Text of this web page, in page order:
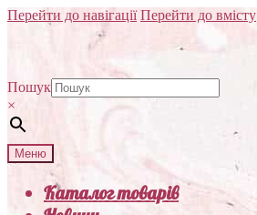
Перейти до навігації Перейти до вмісту
Пошук
×
Меню
Каталог товарів